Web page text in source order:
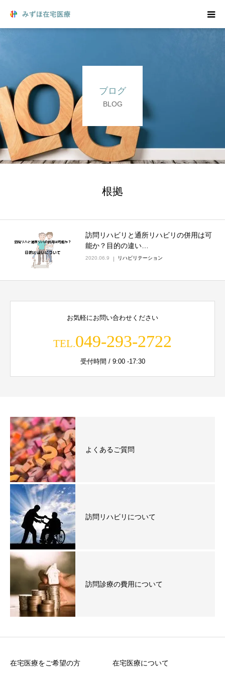
ブログ
BLOG
根拠
訪問リハビリと通所リハビリの併用は可
能か？目的の違い…
2020.06.9 リハビリテーション
お気軽にお問い合わせください
TEL.049-293-2722
受付時間 / 9:00 -17:30
よくあるご質問
訪問リハビリについて
訪問診療の費用について
在宅医療をご希望の方 在宅医療について
在宅医療について
院長からのごあいさつ
訪問リハビリ
医療機関の方へ